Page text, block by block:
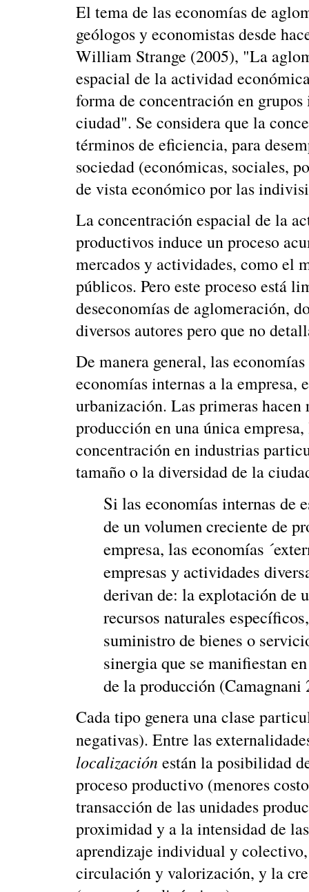
El tema de las economías de
geólogos y economistas desde
William Strange (2005), "La
espacial de la actividad
forma de concentración en
ciudad". Se considera que la
términos de eficiencia, para
sociedad (económicas, sociales,
de vista económico por las
La concentración espacial de la
productivos induce un proceso
mercados y actividades, como el
públicos. Pero este proceso está
deseconomías de aglomeración,
diversos autores pero que no
De manera general, las
economías internas a la
urbanización. Las primeras
producción en una única
concentración en industrias
tamaño o la diversidad de la
Si las economías internas de
de un volumen creciente de
empresa, las economías
empresas y actividades
derivan de: la explotación
recursos naturales
suministro de bienes o
sinergia que se manifiestan
de la producción (Camagnani
Cada tipo genera una clase
negativas). Entre las
localizaciónestán la posibilidad
proceso productivo (menores
transacción de las unidades
proximidad y a la intensidad de
aprendizaje individual y
circulación y valorización, y la